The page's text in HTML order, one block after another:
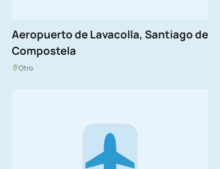
Aeropuerto de Lavacolla, Santiago de
Compostela
Otro